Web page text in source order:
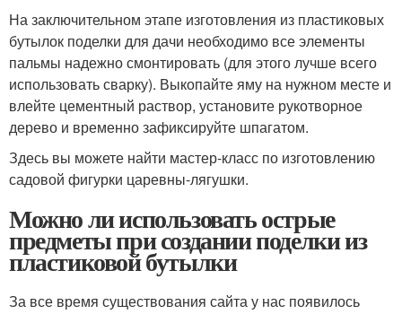
На заключительном этапе изготовления из пластиковых
бутылок поделки для дачи необходимо все элементы
пальмы надежно смонтировать (для этого лучше всего
использовать сварку). Выкопайте яму на нужном месте и
влейте цементный раствор, установите рукотворное
дерево и временно зафиксируйте шпагатом.
Здесь вы можете найти мастер-класс по изготовлению
садовой фигурки царевны-лягушки.
Можно ли использовать острые
предметы при создании поделки из
пластиковой бутылки
За все время существования сайта у нас появилось